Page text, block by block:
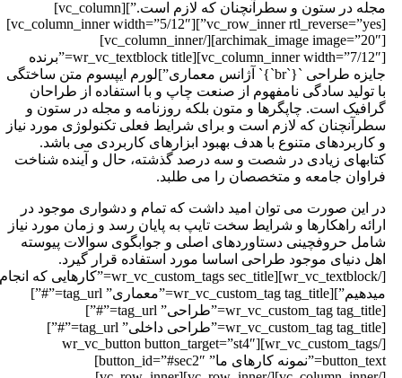
[vc_column_inner width=”7/12″][wr_vc_textblock title=”برنده
جایزه طراحی `{`br`}` آژانس معماری”]لورم ایپسوم متن ساختگی
تولید سادگی نامفهوم از صنعت چاپ و با استفاده از طراحان
است. چاپگرها و متون بلکه روزنامه و مجله در ستون و
که لازم است و برای شرایط فعلی تکنولوژی مورد نیاز
کاربردهای متنوع با هدف بهبود ابزارهای کاربردی می باشد.
زیادی در شصت و سه درصد گذشته، حال و آینده شناخت
جامعه و متخصصان را می طلبد.
این صورت می توان امید داشت که تمام و دشواری موجود در
راهکارها و شرایط سخت تایپ به پایان رسد و زمان مورد نیاز
حروفچینی دستاوردهای اصلی و جوابگوی سوالات پیوسته
دنیای موجود طراحی اساسا مورد استفاده قرار گیرد.
[/wr_vc_textblock][wr_vc_custom_tags sec_title=”کارهایی که انجام
میدهیم”][wr_vc_custom_tag tag_title=”معماری” tag_url=”#”]
[wr_vc_custom_tag tag_title=”طراحی” tag_url=”#”]
[wr_vc_custom_tag tag_title=”طراحی داخلی” tag_url=”#”]
[/wr_vc_custom_tags][wr_vc_button button_target=”st4″
button_text=”نمونه کارهای ما” button_id=”#sec2″]